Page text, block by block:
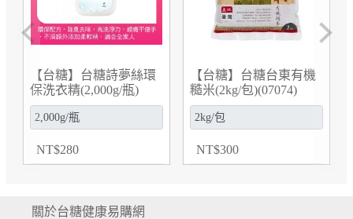
【台糖】台糖香辣紅燒
鰻(100gx3罐/組)(994903)
NT$185
【台糖】台糖富貴橄欖
油禮盒(特級初榨橄欖油
500ml+橄欖油500ml瓶/
禮盒)(G952627)
778 $690
Previous Next
關於台糖健康易購網